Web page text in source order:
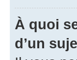
À quoi
d’un